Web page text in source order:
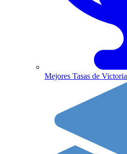
Mejores Tasas de Victoria